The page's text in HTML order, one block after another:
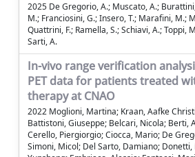
2025 De Gregorio, A.; Muscato, A.;
M.; Franciosini, G.; Insero, T.; Marafini, M.;
Quattrini, F.; Ramella, S.; Schiavi, A.; Toppi,
Sarti, A.
In-vivo range verification
PET data for patients treated
therapy at CNAO
2022 Moglioni, Martina; Kraan, Aafke
Battistoni, Giuseppe; Belcari, Nicola; Berti,
Cerello, Piergiorgio; Ciocca, Mario; De
Simoni, Micol; Del Sarto, Damiano;